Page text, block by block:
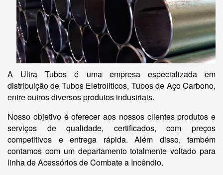
A Ultra Tubos é uma empresa especializada em
distribuição de Tubos Eletroliticos, Tubos de Aço Carbono,
entre outros diversos produtos industriais.
Nosso objetivo é oferecer aos nossos clientes produtos e
serviços de qualidade, certificados, com preços
competitivos e entrega rápida. Além disso, também
contamos com um departamento totalmente voltado para
linha de Acessórios de Combate a Incêndio.